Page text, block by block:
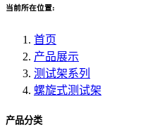
当前所在位置:
首页
产品展示
测试架系列
螺旋式测试架
产品分类